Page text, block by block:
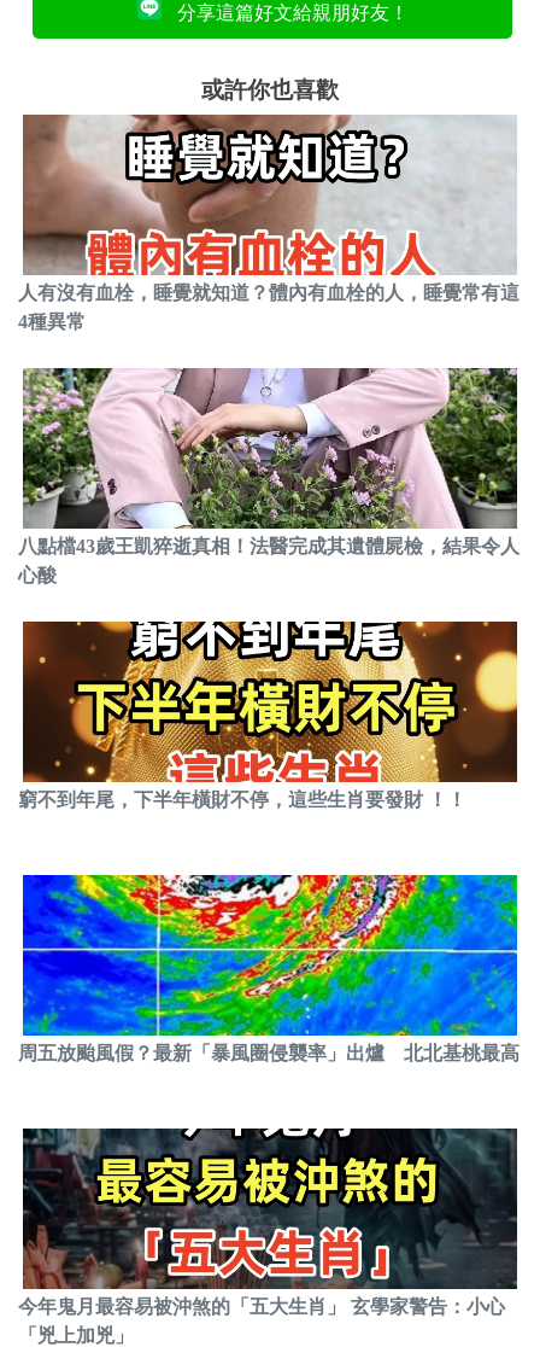
分享這篇好文給親朋好友！
或許你也喜歡
人有沒有血栓，睡覺就知道？體內有血栓的人，睡覺常有這
4種異常
八點檔43歲王凱猝逝真相！法醫完成其遺體屍檢，結果令人
心酸
窮不到年尾，下半年橫財不停，這些生肖要發財 ！！
周五放颱風假？最新「暴風圈侵襲率」出爐 北北基桃最高
今年鬼月最容易被沖煞的「五大生肖」 玄學家警告：小心
「兇上加兇」